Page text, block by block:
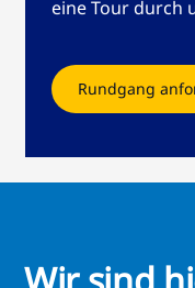
eine Tour durch
Rundgang